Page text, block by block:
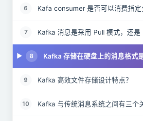
6 Kafa consumer 是否可以消费指定
7 Kafka 消息是采用 Pull 模式，还是
8 Kafka 存储在硬盘上的消息格式
9 Kafka 高效文件存储设计特点？
10 Kafka 与传统消息系统之间有三个